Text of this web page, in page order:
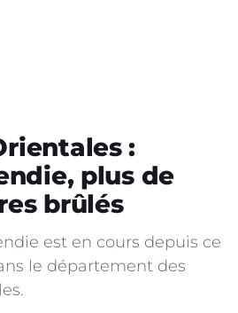
:
plus de
brûlés
est en cours depuis ce
le département des